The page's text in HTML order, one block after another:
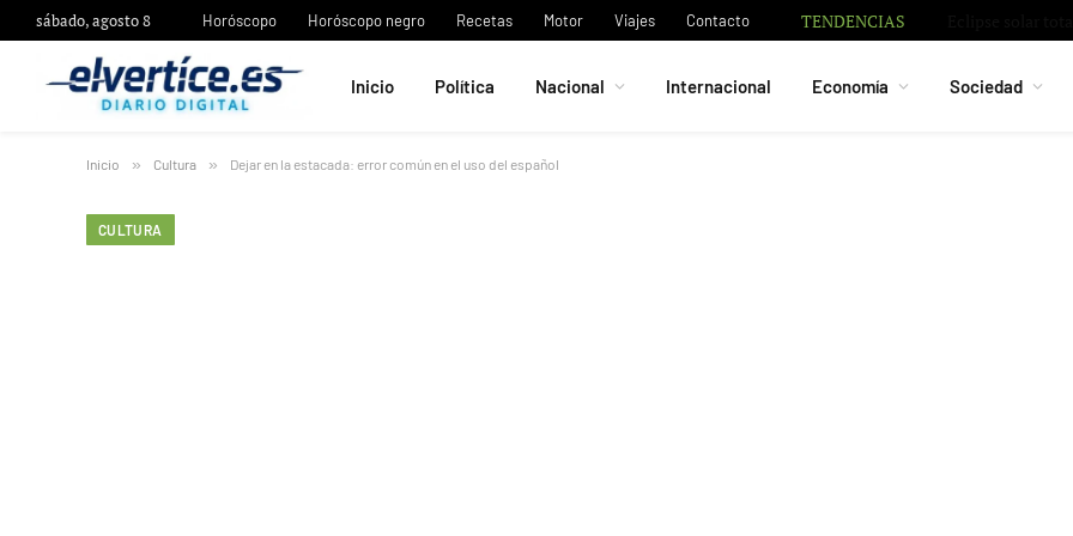
sábado, agosto 8 Horóscopo Horóscopo negro Recetas Motor Viajes Contacto
TENDENCIAS
Inicio Política Nacional Internacional Economía Sociedad
Inicio » Cultura » Dejar en la estacada: error común en el uso del español
CULTURA